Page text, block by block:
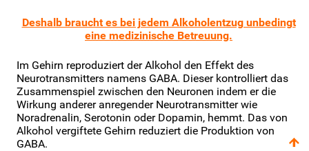
Deshalb braucht es bei jedem Alkoholentzug unbedingt
eine medizinische Betreuung.
Im Gehirn reproduziert der Alkohol den Effekt des
Neurotransmitters namens GABA. Dieser kontrolliert das
Zusammenspiel zwischen den Neuronen indem er die
Wirkung anderer anregender Neurotransmitter wie
Noradrenalin, Serotonin oder Dopamin, hemmt. Das von
Alkohol vergiftete Gehirn reduziert die Produktion von
GABA.